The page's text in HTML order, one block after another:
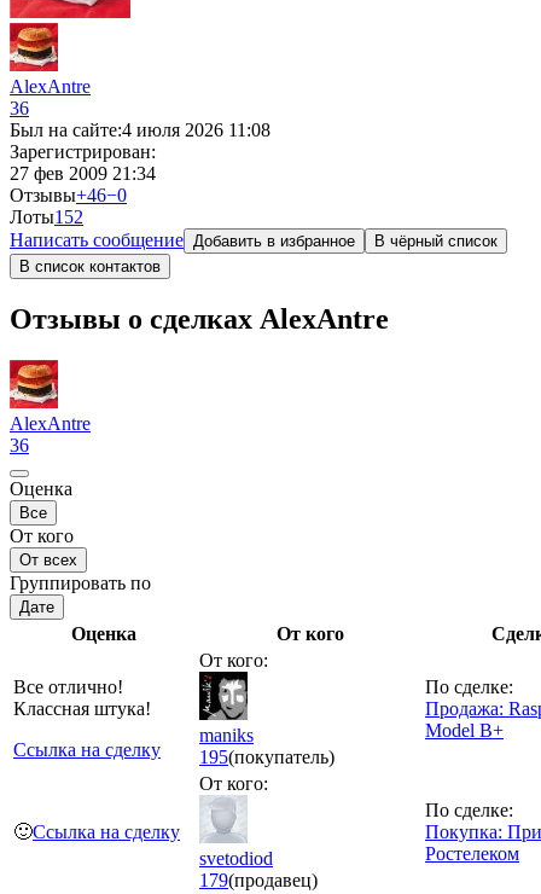
AlexAntre
36
Был на сайте:4 июля 2026 11:08
Зарегистрирован:
27 фев 2009 21:34
Отзывы+46−0
Лоты1 52
Написать сообщение Добавить в избранное
В чёрный список
В список контактов
Отзывы о сделках AlexAntre
AlexAntre
36
Оценка
Все
От кого
От всех
Группировать по
Дате
Оценка От кого
Все отлично!
Классная штука!
Ссылка на сделку
От кого:
maniks
195(покупатель)
По сделке:
Продажа:
Model B+
🙂Ссылка на сделку
От кого:
svetodiod
179(продавец)
По сделке:
Покупка:
Ростелеком